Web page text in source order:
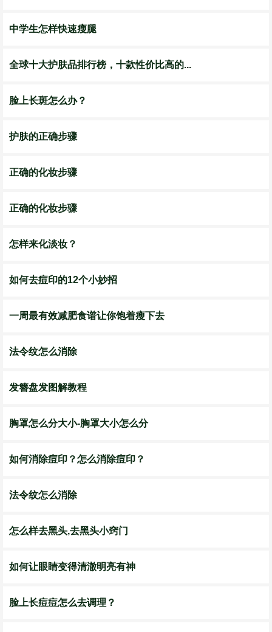
中学生怎样快速瘦腿
全球十大护肤品排行榜，十款性价比高的...
脸上长斑怎么办？
护肤的正确步骤
正确的化妆步骤
正确的化妆步骤
怎样来化淡妆？
如何去痘印的12个小妙招
一周最有效减肥食谱让你饱着瘦下去
法令纹怎么消除
发簪盘发图解教程
胸罩怎么分大小-胸罩大小怎么分
如何消除痘印？怎么消除痘印？
法令纹怎么消除
怎么样去黑头,去黑头小窍门
如何让眼睛变得清澈明亮有神
脸上长痘痘怎么去调理？